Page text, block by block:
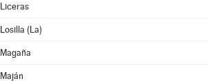
Liceras
Losilla (La)
Magaña
Maján